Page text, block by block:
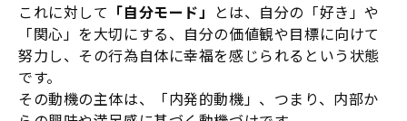
これに対して 「自分モード」 とは、自分の「好き」や
「関心」を大切にする、自分の価値観や目標に向けて
努力し、その行為自体に幸福を感じられるという状態
です。
その動機の主体は、「内発的動機」、つまり、内部か